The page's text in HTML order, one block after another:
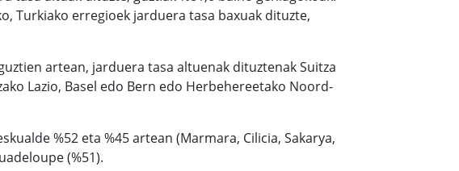
Turkiako erregioek jarduera tasa baxuak dituzte,
artean, jarduera tasa altuenak dituztenak Suitza
Lazio, Basel edo Bern edo Herbehereetako Noord-
%52 eta %45 artean (Marmara, Cilicia, Sakarya,
(%51).